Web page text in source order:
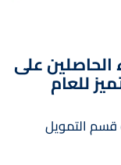
على
للعام
التمويل